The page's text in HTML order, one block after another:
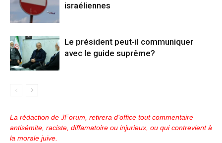
israéliennes
Le président peut-il communiquer
avec le guide suprême?
La rédaction de JForum, retirera d'office tout commentaire
antisémite, raciste, diffamatoire ou injurieux, ou qui contrevient à
la morale juive.